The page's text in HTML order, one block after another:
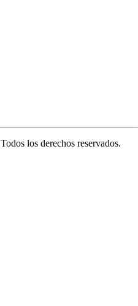
los derechos reservados.